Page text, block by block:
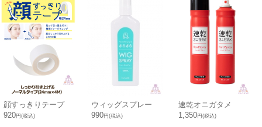
顔すっきりテープ
920円(税込)
ウィッグスプレー
990円(税込)
速乾オニガタメ
1,350円(税込)